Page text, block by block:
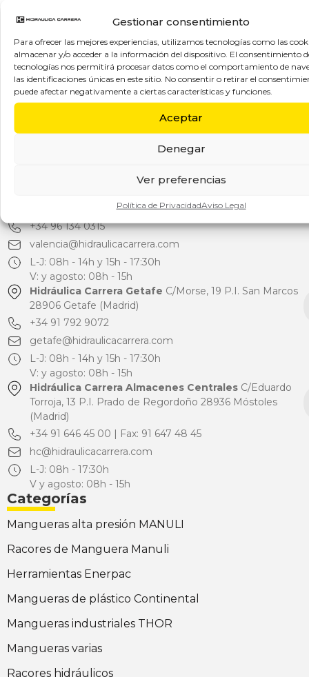
Gestionar consentimiento
Para ofrecer las mejores experiencias, utilizamos tecnologías como las
almacenar y/o acceder a la información del dispositivo. El consentimiento
tecnologías nos permitirá procesar datos como el comportamiento de
las identificaciones únicas en este sitio. No consentir o retirar el
puede afectar negativamente a ciertas características y funciones.
Aceptar
Denegar
Ver preferencias
Política de PrivacidadAviso Legal
Sucursales
Hidráulica Carrera MóstolesC/Torres Quevedo, 29
P.I. Prado de Regordoño 28936 Móstoles (Madrid)
P.I. Fuente del Jarro (2ª Fase) 46988 Paterna (Valencia)
+34 96 134 0315
valencia@hidraulicacarrera.com
L-J: 08h - 14h y 15h - 17:30h
V: y agosto: 08h - 15h
Hidráulica Carrera Getafe C/Morse, 19 P.I. San Marcos
28906 Getafe (Madrid)
+34 91 792 9072
getafe@hidraulicacarrera.com
L-J: 08h - 14h y 15h - 17:30h
V: y agosto: 08h - 15h
Hidráulica Carrera Almacenes CentralesC/Eduardo
Torroja, 13 P.I. Prado de Regordoño 28936 Móstoles
(Madrid)
+34 91 646 45 00 | Fax: 91 647 48 45
hc@hidraulicacarrera.com
L-J: 08h - 17:30h
V y agosto: 08h - 15h
Categorías
Mangueras alta presión MANULI
Racores de Manguera Manuli
Herramientas Enerpac
Mangueras de plástico Continental
Mangueras industriales THOR
Mangueras varias
Racores hidráulicos